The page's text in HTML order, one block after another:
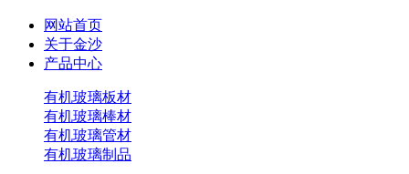
网站首页
关于金沙
产品中心
有机玻璃板材
有机玻璃棒材
有机玻璃管材
有机玻璃制品